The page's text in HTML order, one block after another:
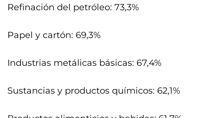
Refinación del petróleo: 73,3%
Papel y cartón: 69,3%
Industrias metálicas básicas: 67,4%
Sustancias y productos químicos: 62,1%